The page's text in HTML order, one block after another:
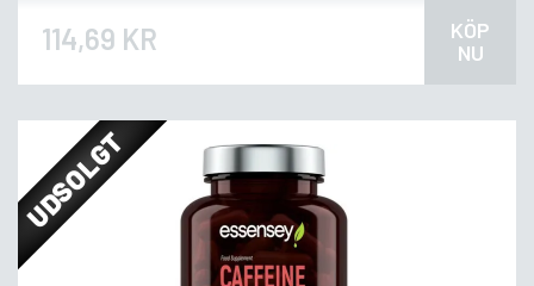
114,69 KR
KÖP
NU
UDSOLGT